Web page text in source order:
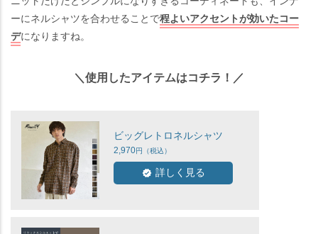
ーにネルシャツを合わせることで程よいアクセントが効いたコー
デになりますね。
＼使用したアイテムはコチラ！／
ビッグレトロネルシャツ
2,970
詳しく見る